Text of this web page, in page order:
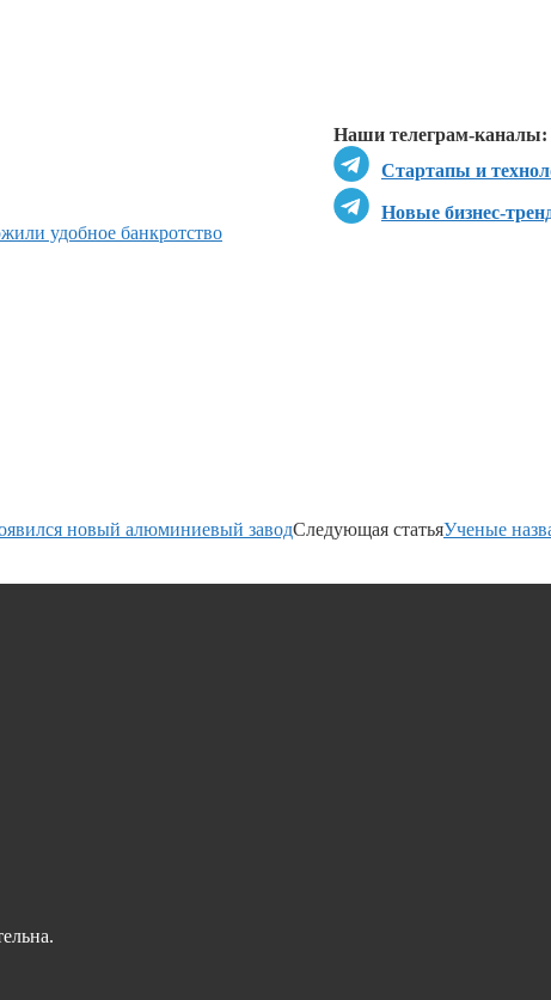
Наши телеграм-каналы:
Стартапы и
Новые бизнес-
удобное банкротство
новый алюминиевый заводСледующая статьяУченые